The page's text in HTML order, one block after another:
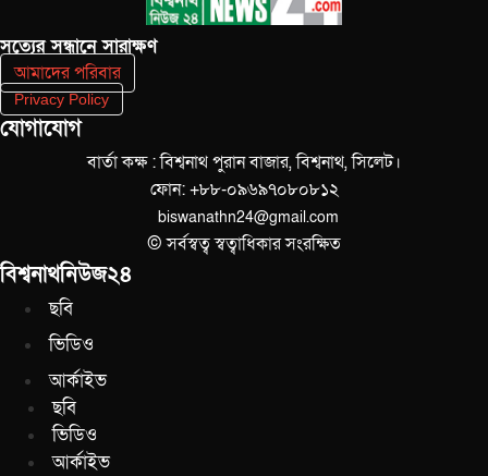
সত‌্যের সন্ধানে সারাক্ষণ
আমাদের পরিবার
Privacy Policy
যোগাযোগ
বার্তা কক্ষ : বিশ্বনাথ পুরান বাজার, বিশ্বনাথ, সিলেট।
ফোন: +৮৮-০৯৬৯৭০৮০৮১২
biswanathn24@gmail.com
© সর্বস্বত্ব স্বত্বাধিকার সংরক্ষিত
বিশ্বনাথনিউজ২৪
ছবি
ভিডিও
আর্কাইভ
ছবি
ভিডিও
আর্কাইভ